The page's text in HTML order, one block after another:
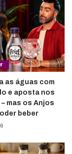
as águas com
e aposta nos
mas os Anjos
beber